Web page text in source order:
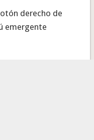
derecho de
emergente